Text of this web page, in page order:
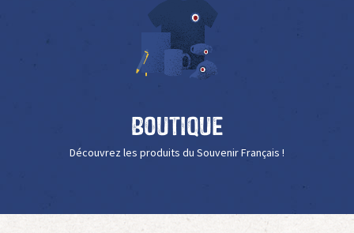
Boutique
Découvrez les produits du Souvenir Français !